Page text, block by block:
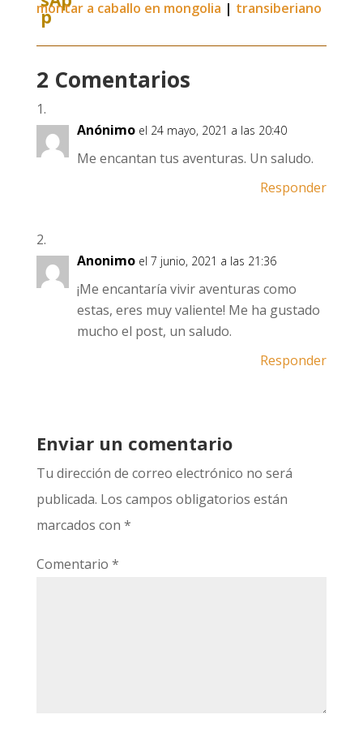
montar a caballo en mongolia | transiberiano
2 Comentarios
Anónimo el 24 mayo, 2021 a las 20:40
Me encantan tus aventuras. Un saludo.
Responder
Anonimo el 7 junio, 2021 a las 21:36
¡Me encantaría vivir aventuras como
estas, eres muy valiente! Me ha gustado
mucho el post, un saludo.
Responder
Enviar un comentario
Tu dirección de correo electrónico no será
publicada. Los campos obligatorios están
marcados con *
Comentario *